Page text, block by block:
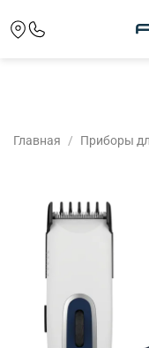
Главная Приборы
Разбейте
Сегодня
%